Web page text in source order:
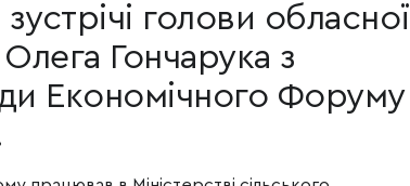
голови обласної
Гончарука з
Економічного Форуму